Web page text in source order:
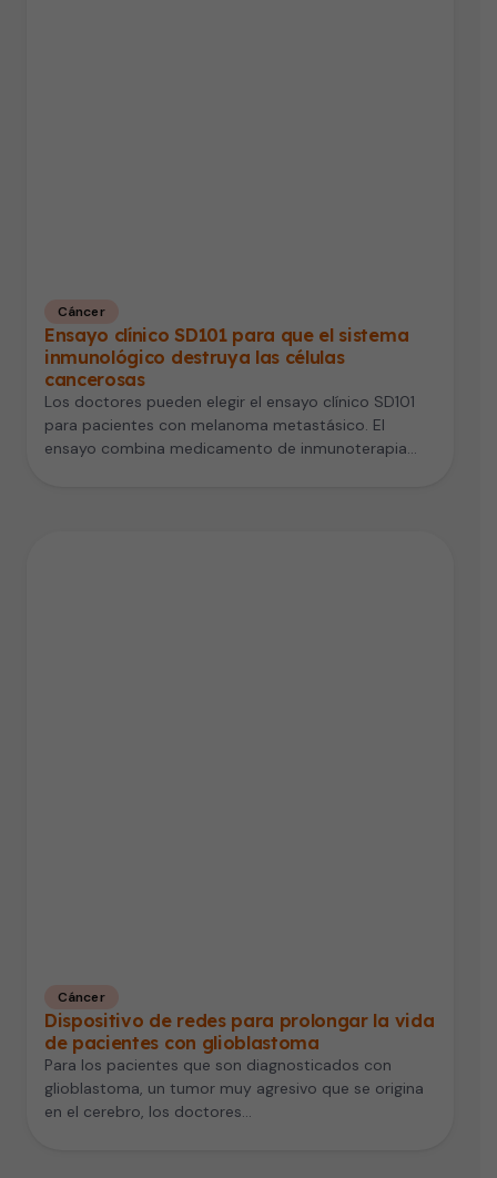
Cáncer
Ensayo clínico SD101 para que el sistema
inmunológico destruya las células
cancerosas
Los doctores pueden elegir el ensayo clínico SD101
para pacientes con melanoma metastásico. El
ensayo combina medicamento de inmunoterapia
Cáncer
Dispositivo de redes para prolongar la vida
de pacientes con glioblastoma
Para los pacientes que son diagnosticados con
glioblastoma, un tumor muy agresivo que se origina
en el cerebro, los doctores…